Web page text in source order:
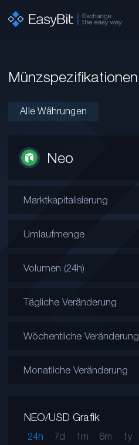
Münzspezifikationen
Alle Währungen
Neo
Marktkapitalisierung
Umlaufmenge
Volumen (24h)
Tägliche Veränderung
Wöchentliche Veränderung
Monatliche Veränderung
NEO/USD Grafik
24h 7d 1m 6m 1y